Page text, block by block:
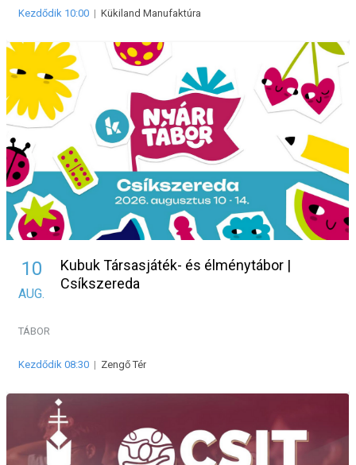
Kezdődik 10:00 | Kükiland Manufaktúra
10
AUG.
Kubuk Társasjáték- és élménytábor |
Csíkszereda
TÁBOR
Kezdődik 08:30 | Zengő Tér